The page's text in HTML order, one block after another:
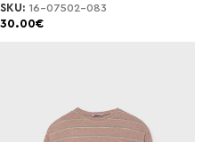
SKU: 16-07502-083
30.00€